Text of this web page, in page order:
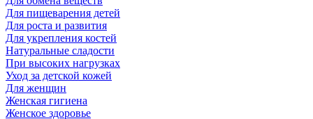
Для пищеварения детей
Для роста и развития
Для укрепления костей
Натуральные сладости
При высоких нагрузках
Уход за детской кожей
Для женщин
Женская гигиена
Женское здоровье